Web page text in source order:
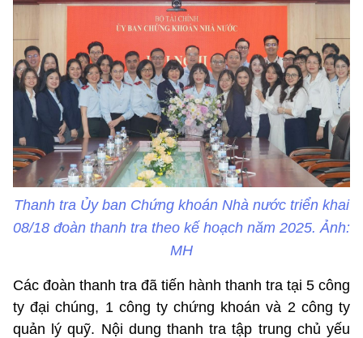
Thanh tra Ủy ban Chứng khoán Nhà nước triển khai
08/18 đoàn thanh tra theo kế hoạch năm 2025. Ảnh:
MH
Các đoàn thanh tra đã tiến hành thanh tra tại 5 công
ty đại chúng, 1 công ty chứng khoán và 2 công ty
quản lý quỹ. Nội dung thanh tra tập trung chủ yếu